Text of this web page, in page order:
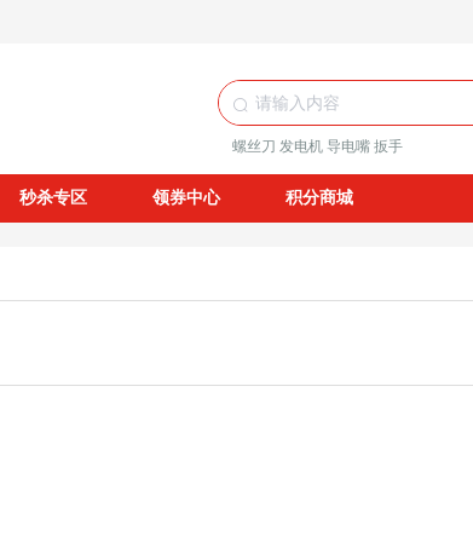
螺丝刀 发电机 导电嘴 扳手
秒杀专区 领券中心 积分商城